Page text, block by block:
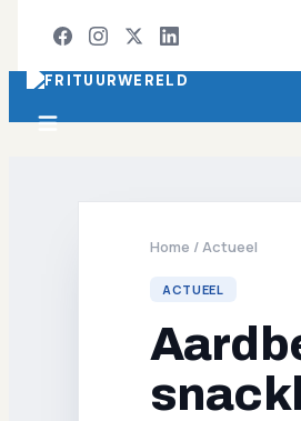
Home /Actueel
ACTUEEL